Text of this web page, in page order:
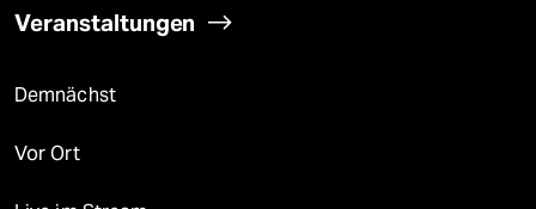
Veranstaltungen
Demnächst
Vor Ort